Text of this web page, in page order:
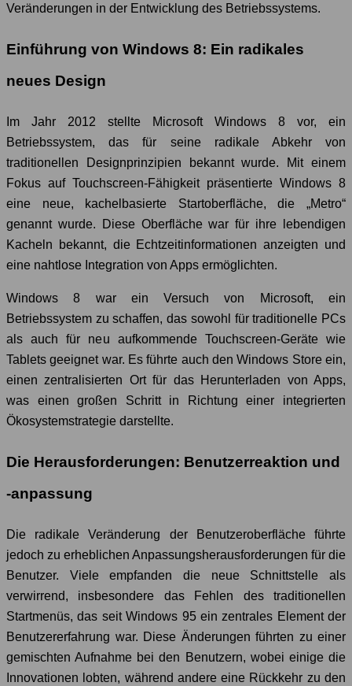
Veränderungen in der Entwicklung des Betriebssystems.
Einführung von Windows 8: Ein radikales
neues Design
Im Jahr 2012 stellte Microsoft Windows 8 vor, ein
Betriebssystem, das für seine radikale Abkehr von
traditionellen Designprinzipien bekannt wurde. Mit einem
Fokus auf Touchscreen-Fähigkeit präsentierte Windows 8
eine neue, kachelbasierte Startoberfläche, die „Metro“
genannt wurde. Diese Oberfläche war für ihre lebendigen
Kacheln bekannt, die Echtzeitinformationen anzeigten und
eine nahtlose Integration von Apps ermöglichten.
Windows 8 war ein Versuch von Microsoft, ein
Betriebssystem zu schaffen, das sowohl für traditionelle PCs
als auch für neu aufkommende Touchscreen-Geräte wie
Tablets geeignet war. Es führte auch den Windows Store ein,
einen zentralisierten Ort für das Herunterladen von Apps,
was einen großen Schritt in Richtung einer integrierten
Ökosystemstrategie darstellte.
Die Herausforderungen: Benutzerreaktion und
-anpassung
Die radikale Veränderung der Benutzeroberfläche führte
jedoch zu erheblichen Anpassungsherausforderungen für die
Benutzer. Viele empfanden die neue Schnittstelle als
verwirrend, insbesondere das Fehlen des traditionellen
Startmenüs, das seit Windows 95 ein zentrales Element der
Benutzererfahrung war. Diese Änderungen führten zu einer
gemischten Aufnahme bei den Benutzern, wobei einige die
Innovationen lobten, während andere eine Rückkehr zu den